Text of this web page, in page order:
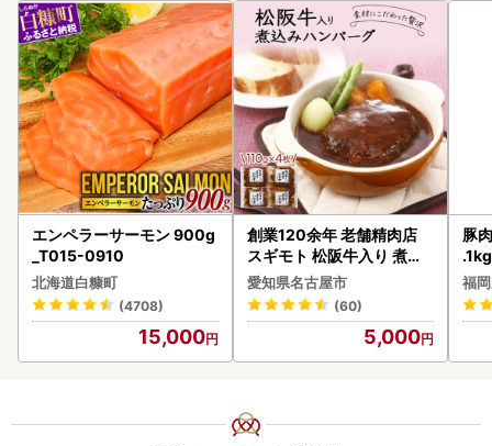
エンペラーサーモン 900g
_T015-0910
北海道白糠町
(4708)
15,000
創業120余年 老舗精肉店
スギモト 松阪牛入り 煮込
み ハンバーグ 110g×4枚
惣菜 お取り寄せ グルメ ハ
ンバーグ 冷凍
愛知県名古屋市
(60)
5,000
豚
福